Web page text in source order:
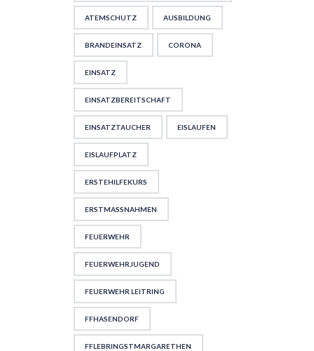
ATEMSCHUTZ AUSBILDUNG
BRANDEINSATZ CORONA
EINSATZ
EINSATZBEREITSCHAFT
EINSATZTAUCHER EISLAUFEN
EISLAUFPLATZ
ERSTEHILFEKURS
ERSTMASSNAHMEN
FEUERWEHR
FEUERWEHRJUGEND
FEUERWEHR LEITRING
FFHASENDORF
FFLEBRINGSTMARGARETHEN